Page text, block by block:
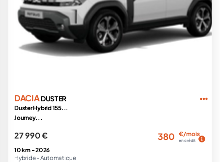
DACIADUSTER
Duster Hybrid 155...
Journey...
27 990 € 380 €/mois
en crédit
10 km -2026
Hybride - Automatique